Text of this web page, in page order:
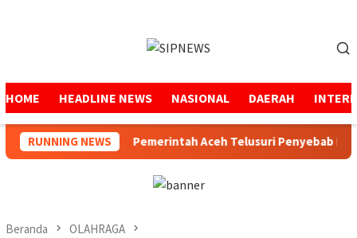
HOME HEADLINE NEWS NASIONAL DAERAH
RUNNING NEWS
SPS Aceh Pemerintah Aceh Telusuri Penyebab
Beranda OLAHRAGA